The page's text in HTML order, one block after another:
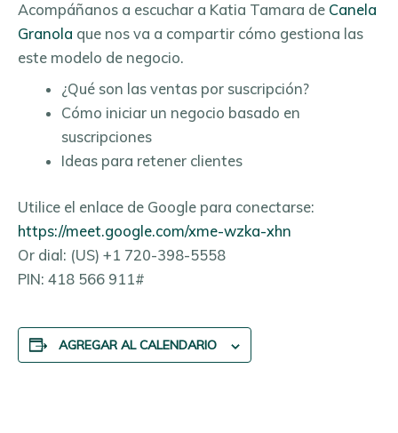
Acompáñanos a escuchar a Katia Tamara de Canela
Granola que nos va a compartir cómo gestiona las
este modelo de negocio.
¿Qué son las ventas por suscripción?
Cómo iniciar un negocio basado en
suscripciones
Ideas para retener clientes
Utilice el enlace de Google para conectarse:
https://meet.google.com/xme-wzka-xhn
Or dial: ‪(US) +1 720-398-5558‬
PIN: ‪418 566 911‬#
AGREGAR AL CALENDARIO